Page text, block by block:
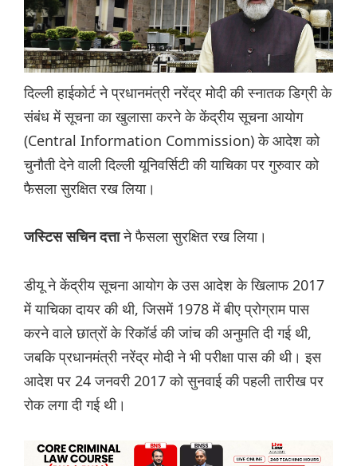
दिल्ली हाईकोर्ट ने प्रधानमंत्री नरेंद्र मोदी की स्नातक डिग्री के
संबंध में सूचना का खुलासा करने के केंद्रीय सूचना आयोग
(Central Information Commission) के आदेश को
चुनौती देने वाली दिल्ली यूनिवर्सिटी की याचिका पर गुरुवार को
फैसला सुरक्षित रख लिया।
जस्टिस सचिन दत्ताने फैसला सुरक्षित रख लिया।
डीयू ने केंद्रीय सूचना आयोग के उस आदेश के खिलाफ 2017
में याचिका दायर की थी, जिसमें 1978 में बीए प्रोग्राम पास
करने वाले छात्रों के रिकॉर्ड की जांच की अनुमति दी गई थी,
जबकि प्रधानमंत्री नरेंद्र मोदी ने भी परीक्षा पास की थी। इस
आदेश पर 24 जनवरी 2017 को सुनवाई की पहली तारीख पर
रोक लगा दी गई थी।